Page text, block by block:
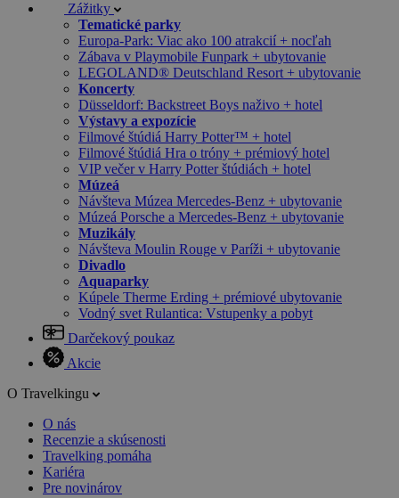
Zážitky
Tematické parky
Europa-Park: Viac ako 100 atrakcií + nocľah
Zábava v Playmobile Funpark + ubytovanie
LEGOLAND® Deutschland Resort + ubytovanie
Koncerty
Düsseldorf: Backstreet Boys naživo + hotel
Výstavy a expozície
Filmové štúdiá Harry Potter™ + hotel
Filmové štúdiá Hra o tróny + prémiový hotel
VIP večer v Harry Potter štúdiách + hotel
Múzeá
Návšteva Múzea Mercedes-Benz + ubytovanie
Múzeá Porsche a Mercedes-Benz + ubytovanie
Muzikály
Návšteva Moulin Rouge v Paríži + ubytovanie
Divadlo
Aquaparky
Kúpele Therme Erding + prémiové ubytovanie
Vodný svet Rulantica: Vstupenky a pobyt
Darčekový poukaz
Akcie
O Travelkingu
O nás
Recenzie a skúsenosti
Travelking pomáha
Kariéra
Pre novinárov